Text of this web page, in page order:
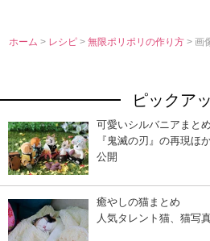
ホーム > レシピ>無限ポリポリの作り方> 画
ピックア
可愛いシルバニアまとめ
『鬼滅の刃』の再現ほ
公開
癒やしの猫まとめ
人気タレント猫、猫写